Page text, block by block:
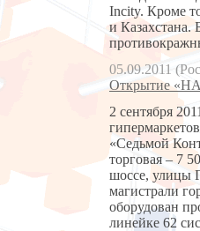
Incity. Кроме
и Казахстана.
05.09.2011
Открытие
2 сентября
«Седьмой
торговая – 7
шоссе, улицы
магистрали
оборудован
линейке 62